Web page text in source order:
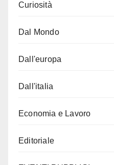
Curiosità
Dal Mondo
Dall'europa
Dall'italia
Economia e Lavoro
Editoriale